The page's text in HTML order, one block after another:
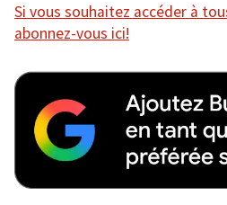
Si vous souhaitez accéder à
abonnez-vous ici!